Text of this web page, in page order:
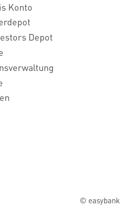
Konto
Depot
© easybank